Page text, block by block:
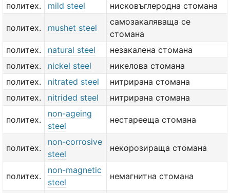
политех.
mild steel нисковъглеродна стомана
политех. mushet steel
самозакаляваща се
стомана
политех.
natural steel
незакалена стомана
политех.
nickel steel
никелова стомана
политех.
nitrated steel
нитрирана стомана
политех.
nitrided steel нитрирана стомана
политех.
non-ageing
steel
нестарееща стомана
политех.
non-corrosive
steel
некорозираща стомана
политех.
non-magnetic
steel
немагнитна стомана